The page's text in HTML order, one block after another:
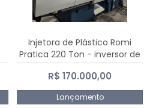
Injetora de Plástico Romi
Pratica 220 Ton - inversor de
frequência NR 12
R$ 170.000,00
Lançamento